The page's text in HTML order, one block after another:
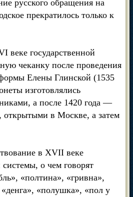
русского обращения на
прекратилось только к
веке государственной
чеканку после проведения
Елены Глинской (1535
изготовлялись
а после 1420 года —
в Москве, а затем
в XVII веке
о чем говорят
«полтина», «гривна»,
«полушка», «пол у